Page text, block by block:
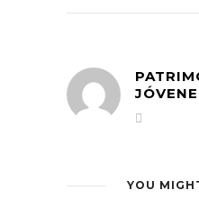
YOU